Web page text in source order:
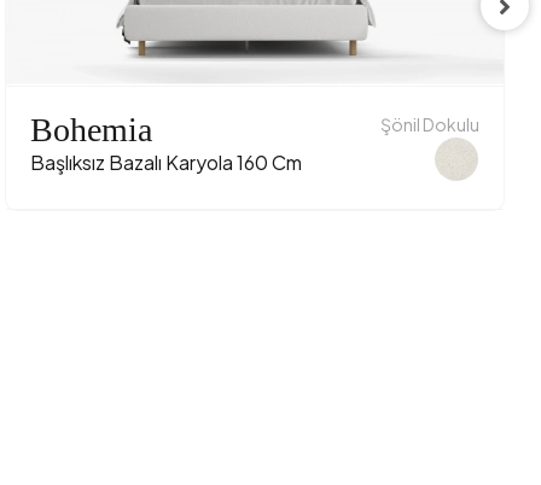
Bohemia
Başlıksız Bazalı Karyola 160 Cm
Şönil Dokulu